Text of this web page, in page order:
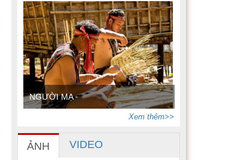
NGƯỜI MẠ
Xem thêm>>
ẢNH VIDEO